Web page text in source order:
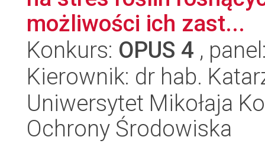
możliwości ich zast...
Konkurs: OPUS 4 ,
Kierownik: dr hab.
Uniwersytet Mikołaja
Ochrony Środowiska